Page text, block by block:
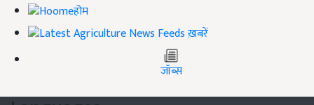
होम
ख़बरें
जॉब्स